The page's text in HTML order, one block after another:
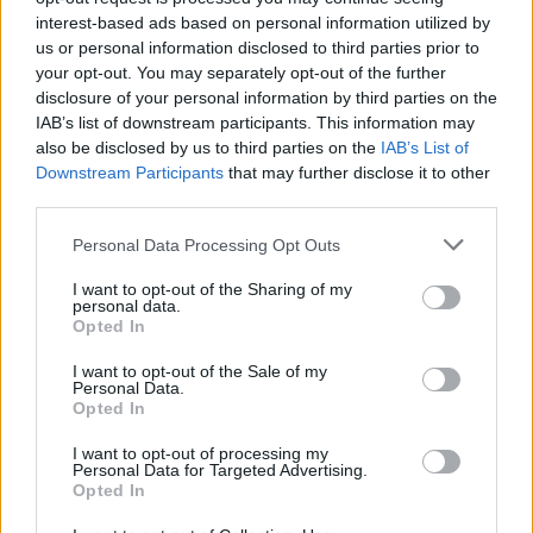
interest-based ads based on personal information utilized by
us or personal information disclosed to third parties prior to
your opt-out. You may separately opt-out of the further
disclosure of your personal information by third parties on the
IAB’s list of downstream participants. This information may
also be disclosed by us to third parties on the IAB’s List of
Downstream Participants that may further disclose it to other
Personal Data Processing Opt Outs
I want to opt-out of the Sharing of my
personal data.
Opted In
I want to opt-out of the Sale of my
Personal Data.
Opted In
I want to opt-out of processing my
Personal Data for Targeted Advertising.
Opted In
batalią dla Acend przed pakowaniem walizek do
Barcelony będzie starcie z wygranym spotkania
pomiędzy UCAM Esports Club a Vodafone Giants, które
odbędzie się już dziś.
Movistar Riders czarnym koniem?
Maksymiliana "kamyka" Rychlewskiego i Dawida "Fila"
Czarneckiego w swoim pierwszym meczu zmierzyło się
z TENSTAR. Można śmiało rzec, iż zespół naszego
rodaka podchodził do tego starcia w roli underdoga,
jednak jak się okazało w tym pojedynku, ostatecznie to
Dawid wygrał z Goliatem. MRS udało się zaskoczyć
swojego rywala, dzięki czemu po dwóch zaciętych
mapach gracze hiszpańskiej organizacji mogli radować
się z awansu do drabinki wygranych.